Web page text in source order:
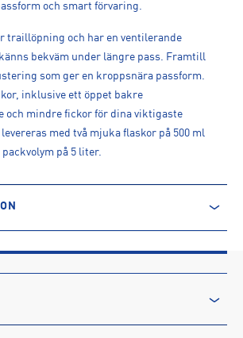
och smart förvaring.
traillöpning och har en ventilerande
bekväm under längre pass. Framtill
som ger en kroppsnära passform.
inklusive ett öppet bakre
och mindre fickor för dina viktigaste
med två mjuka flaskor på 500 ml
på 5 liter.
IW3651
BLACK/WHITE/IMPORA